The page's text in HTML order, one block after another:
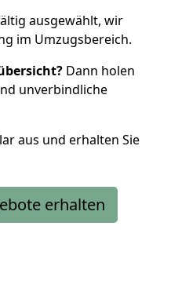
ausgewählt, wir
im Umzugsbereich.
Dann holen
unverbindliche
aus und erhalten Sie
erhalten